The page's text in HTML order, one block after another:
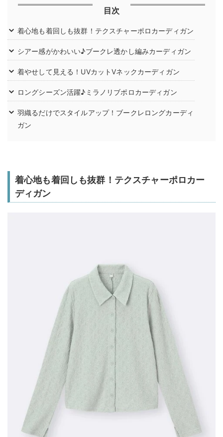
目次
着心地も着回しも抜群！テクスチャーポロカーディガン
シアー感がかわいい♪ブークレ透かし編みカーディガン
着やせして見える！UVカットVネックカーディガン
ロングシーズン活躍♪ミラノリブポロカーディガン
羽織るだけでスタイルアップ！ブークレロングカーディ
ガン
着心地も着回しも抜群！テクスチャーポロカー
ディガン